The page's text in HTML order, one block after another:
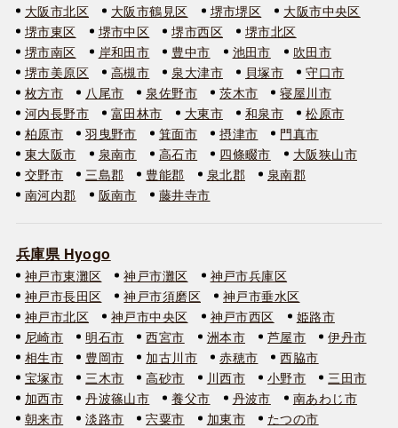
大阪市北区
大阪市鶴見区 堺市堺区
大阪市中央区
堺市東区
堺市中区 堺市西区
堺市北区
堺市南区
岸和田市 豊中市 池田市
吹田市
堺市美原区
高槻市 泉大津市 貝塚市
守口市
枚方市
八尾市 泉佐野市 茨木市
寝屋川市
河内長野市
富田林市 大東市 和泉市
松原市
柏原市
羽曳野市 箕面市 摂津市
門真市
東大阪市
泉南市 高石市 四條畷市
大阪狭山市
交野市
三島郡 豊能郡 泉北郡
泉南郡
南河内郡
阪南市 藤井寺市
兵庫県 Hyogo
神戸市東灘区 神戸市灘区
神戸市兵庫区
神戸市長田区
神戸市須磨区
神戸市垂水区
神戸市北区
神戸市中央区 神戸市西区
姫路市
尼崎市
明石市 西宮市 洲本市 芦屋市
伊丹市
相生市
豊岡市 加古川市 赤穂市
西脇市
宝塚市
三木市 高砂市 川西市 小野市
三田市
加西市
丹波篠山市 養父市 丹波市
南あわじ市
朝来市
淡路市 宍粟市 加東市
たつの市